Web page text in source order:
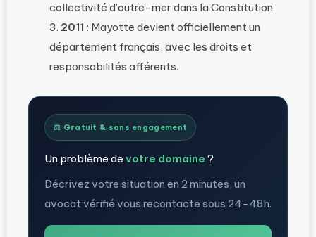
collectivité d’outre-mer dans la Constitution.
2011 : Mayotte devient officiellement un
département français, avec les droits et
responsabilités afférents.
⚖️ Gratuit & sans engagement
Un problème de votre domaine ?
Décrivez votre situation en 2 minutes, un
avocat vérifié vous recontacte sous 24-48h.